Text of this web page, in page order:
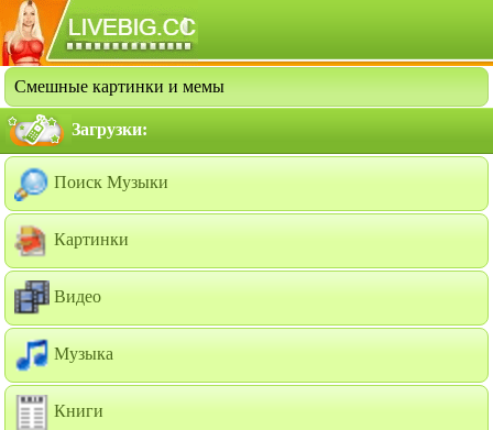
Смешные картинки и мемы
Загрузки:
Поиск Музыки
Картинки
Видео
Музыка
Книги